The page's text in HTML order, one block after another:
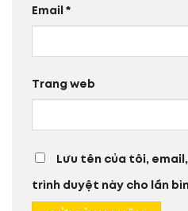
Email *
Trang web
Lưu tên của tôi,
trình duyệt này cho lần